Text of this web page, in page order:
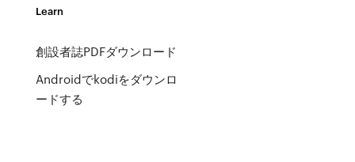
Learn
創設者誌PDFダウンロード
Androidでkodiをダウンロ
ードする